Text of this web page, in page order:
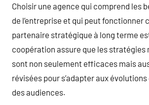
Choisir une agence qui comprend les
de l’entreprise et qui peut fonctionner
partenaire stratégique à long terme
coopération assure que les stratégies
sont non seulement efficaces mais
révisées pour s’adapter aux
des audiences.